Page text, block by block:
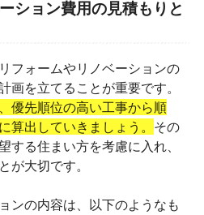
ション費用の見積もりと
フォームやリノベーションの
画を立てることが重要です。
優先順位の高い工事から順
算出していきましょう。 その
する住まい方を考慮に入れ、
が大切です。
ンの内容は、以下のようなも